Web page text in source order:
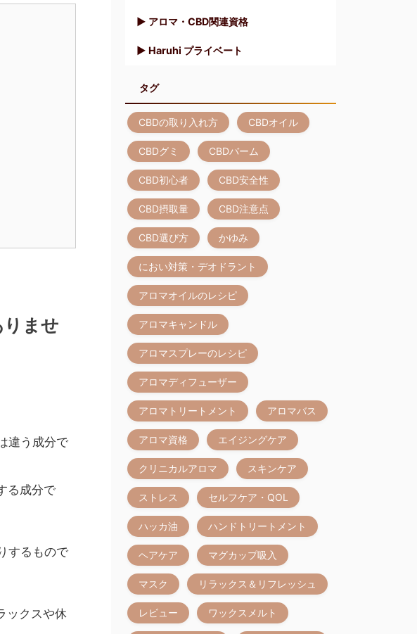
ませ
違う成分で
る成分で
するもので
ックスや休
▶︎ アロマ・CBD関連資格
▶︎ Haruhi プライベート
タグ
CBDの取り入れ方 CBDオイル
CBDグミ CBDバーム
CBD初心者 CBD安全性
CBD摂取量 CBD注意点
CBD選び方 かゆみ
におい対策・デオドラント
アロマオイルのレシピ
アロマキャンドル
アロマスプレーのレシピ
アロマディフューザー
アロマトリートメント アロマバス
アロマ資格 エイジングケア
クリニカルアロマ スキンケア
ストレス セルフケア・QOL
ハッカ油 ハンドトリートメント
ヘアケア マグカップ吸入
マスク リラックス＆リフレッシュ
レビュー ワックスメルト